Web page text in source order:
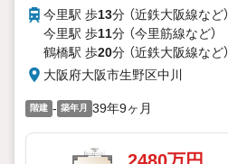
今里駅 歩13分 （近鉄大阪線など）
今里駅 歩11分 （今里筋線など）
鶴橋駅 歩20分 （近鉄大阪線など）
大阪府大阪市生野区中川
階建 - 築年月 39年9ヶ月